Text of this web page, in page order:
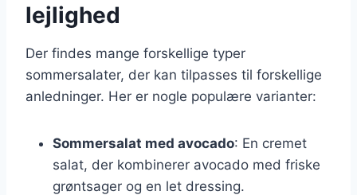
lejlighed
Der findes mange forskellige typer
sommersalater, der kan tilpasses til forskellige
anledninger. Her er nogle populære varianter:
Sommersalat med avocado: En cremet
salat, der kombinerer avocado med friske
grøntsager og en let dressing.